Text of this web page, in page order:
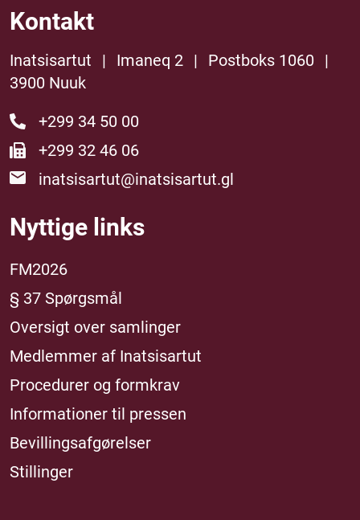
Kontakt
Inatsisartut | Imaneq 2 | Postboks 1060
|
3900 Nuuk
+299 34 50 00
+299 32 46 06
inatsisartut@inatsisartut.gl
Nyttige links
FM2026
§ 37 Spørgsmål
Oversigt over samlinger
Medlemmer af Inatsisartut
Procedurer og formkrav
Informationer til pressen
Bevillingsafgørelser
Stillinger